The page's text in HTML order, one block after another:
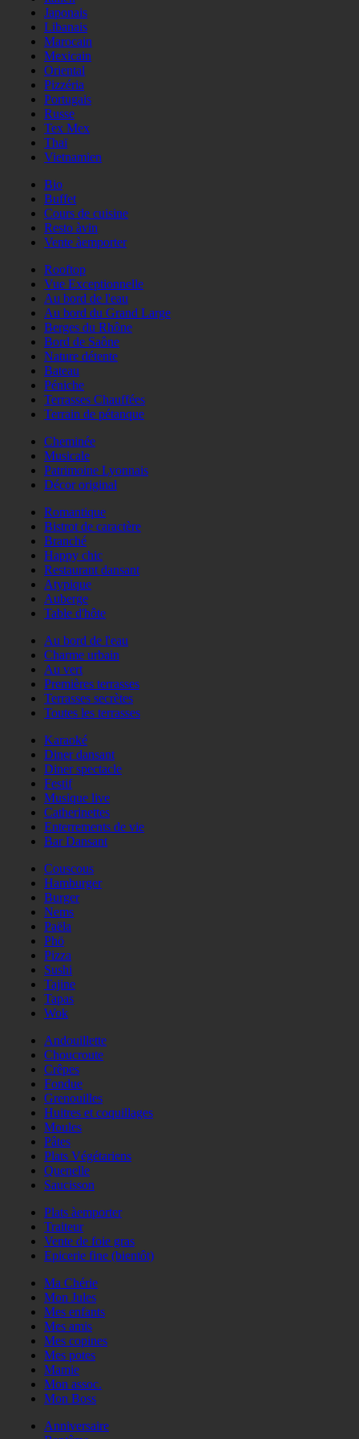
Japonais
Libanais
Marocain
Mexicain
Oriental
Pizzéria
Portugais
Russe
Tex Mex
Thaï
Vietnamien
Bio
Buffet
Cours de cuisine
Resto àvin
Vente àemporter
Rooftop
Vue Exceptionnelle
Au bord de l'eau
Au bord du Grand Large
Berges du Rhône
Bord de Saône
Nature détente
Bateau
Péniche
Terrasses Chauffées
Terrain de pétanque
Cheminée
Musicale
Patrimoine Lyonnais
Décor original
Romantique
Bistrot de caractère
Branché
Happy chic
Restaurant dansant
Atypique
Auberge
Table d'hôte
Au bord de l'eau
Charme urbain
Au vert
Premières terrasses
Terrasses secrètes
Toutes les terrasses
Karaoké
Diner dansant
Diner spectacle
Festif
Musique live
Catherinettes
Enterrements de vie
Bar Dansant
Couscous
Hamburger
Burger
Nems
Paëla
Phö
Pizza
Sushi
Tajine
Tapas
Wok
Andouillette
Choucroute
Crêpes
Fondue
Grenouilles
Huitres et coquillages
Moules
Pâtes
Plats Végétariens
Quenelle
Saucisson
Plats àemporter
Traiteur
Vente de foie gras
Epicerie fine (bientôt)
Ma Chérie
Mon Jules
Mes enfants
Mes amis
Mes copines
Mes potes
Mamie
Mon assoc.
Mon Boss
Anniversaire